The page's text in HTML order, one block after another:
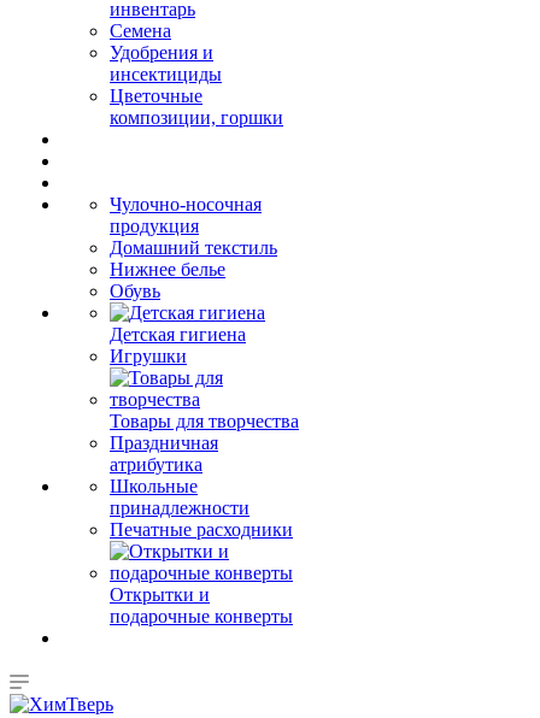
инвентарь
Семена
Удобрения и
инсектициды
Цветочные
композиции, горшки
Чулочно-носочная
продукция
Домашний текстиль
Нижнее белье
Обувь
Детская гигиена
Игрушки
Товары для творчества
Праздничная
атрибутика
Школьные
принадлежности
Печатные расходники
Открытки и
подарочные конверты